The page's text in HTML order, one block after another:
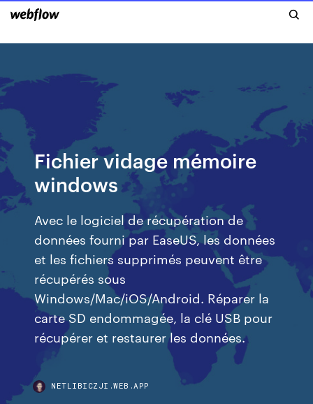
Fichier vidage mémoire
windows
Avec le logiciel de récupération de
données fourni par EaseUS, les données
et les fichiers supprimés peuvent être
récupérés sous
Windows/Mac/iOS/Android. Réparer la
carte SD endommagée, la clé USB pour
récupérer et restaurer les données.
NETLIBICZJI.WEB.APP